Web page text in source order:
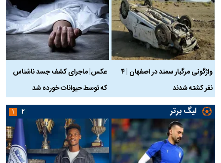
واژگونی مرگبار سمند در اصفهان | ۴
نفر کشته شدند
عکس| ماجرای کشف جسد ناشناس
که توسط حیوانات خورده شد
لیگ برتر ۱ ۲